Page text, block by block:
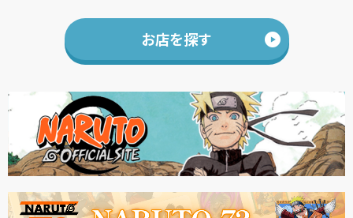
お店を探す